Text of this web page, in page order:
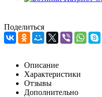
Поделиться
Описание
Характеристики
Отзывы
Дополнительно